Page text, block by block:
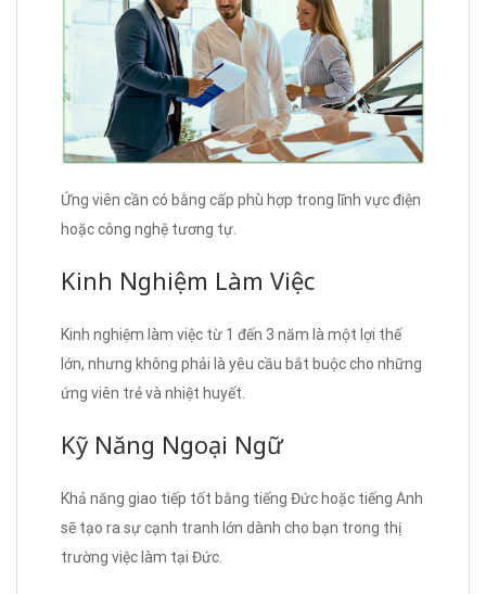
Ứng viên cần có bằng cấp phù hợp trong lĩnh vực điện
hoặc công nghệ tương tự.
Kinh Nghiệm Làm Việc
Kinh nghiệm làm việc từ 1 đến 3 năm là một lợi thế
lớn, nhưng không phải là yêu cầu bắt buộc cho những
ứng viên trẻ và nhiệt huyết.
Kỹ Năng Ngoại Ngữ
Khả năng giao tiếp tốt bằng tiếng Đức hoặc tiếng Anh
sẽ tạo ra sự cạnh tranh lớn dành cho bạn trong thị
trường việc làm tại Đức.